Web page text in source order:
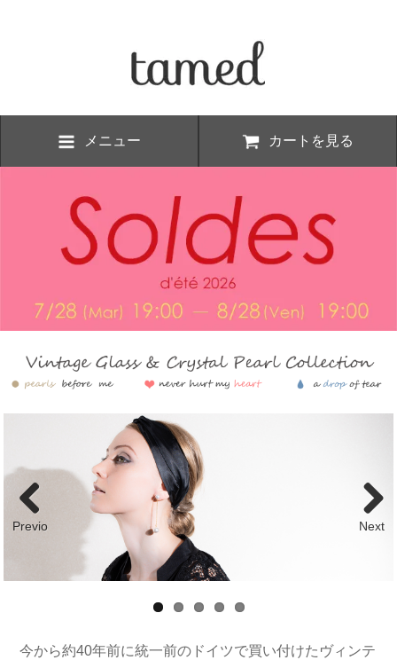
メニュー カートを見る
Previous Next
今から約40年前に統一前のドイツで買い付けたヴィンテ